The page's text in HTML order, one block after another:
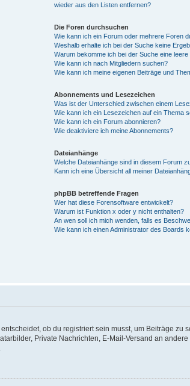
wieder aus den Listen entfernen?
Die Foren durchsuchen
Wie kann ich ein Forum oder mehrere Foren
Weshalb erhalte ich bei der Suche keine
Warum bekomme ich bei der Suche eine leere
Wie kann ich nach Mitgliedern suchen?
Wie kann ich meine eigenen Beiträge und
Abonnements und Lesezeichen
Was ist der Unterschied zwischen einem
Wie kann ich ein Lesezeichen auf ein Thema
Wie kann ich ein Forum abonnieren?
Wie deaktiviere ich meine Abonnements?
Dateianhänge
Welche Dateianhänge sind in diesem Forum
Kann ich eine Übersicht all meiner
phpBB betreffende Fragen
Wer hat diese Forensoftware entwickelt?
Warum ist Funktion x oder y nicht enthalten?
An wen soll ich mich wenden, falls es
Wie kann ich einen Administrator des Boards
ob du registriert sein musst, um Beiträge zu
Private Nachrichten, E-Mail-Versand an